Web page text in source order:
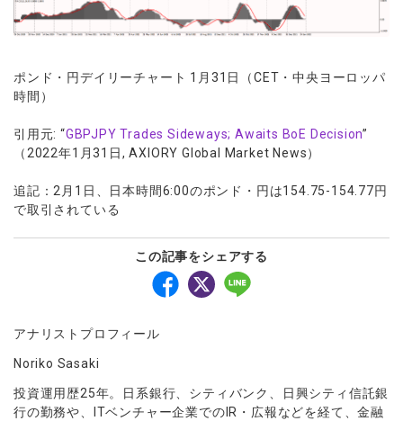
ポンド・円デイリーチャート 1月31日（CET・中央ヨーロッパ
時間）
引用元: “GBPJPY Trades Sideways; Awaits BoE Decision”
（2022年1月31日, AXIORY Global Market News）
追記：2月1日、日本時間6:00のポンド・円は154.75-154.77円
で取引されている
この記事をシェアする
アナリストプロフィール
Noriko Sasaki
投資運用歴25年。日系銀行、シティバンク、日興シティ信託銀
行の勤務や、ITベンチャー企業でのIR・広報などを経て、金融